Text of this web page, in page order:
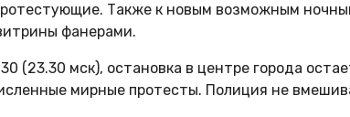
Также к новым возможным
фанерами.
(23.30 мск), остановка в центре города
мирные протесты. Полиция не